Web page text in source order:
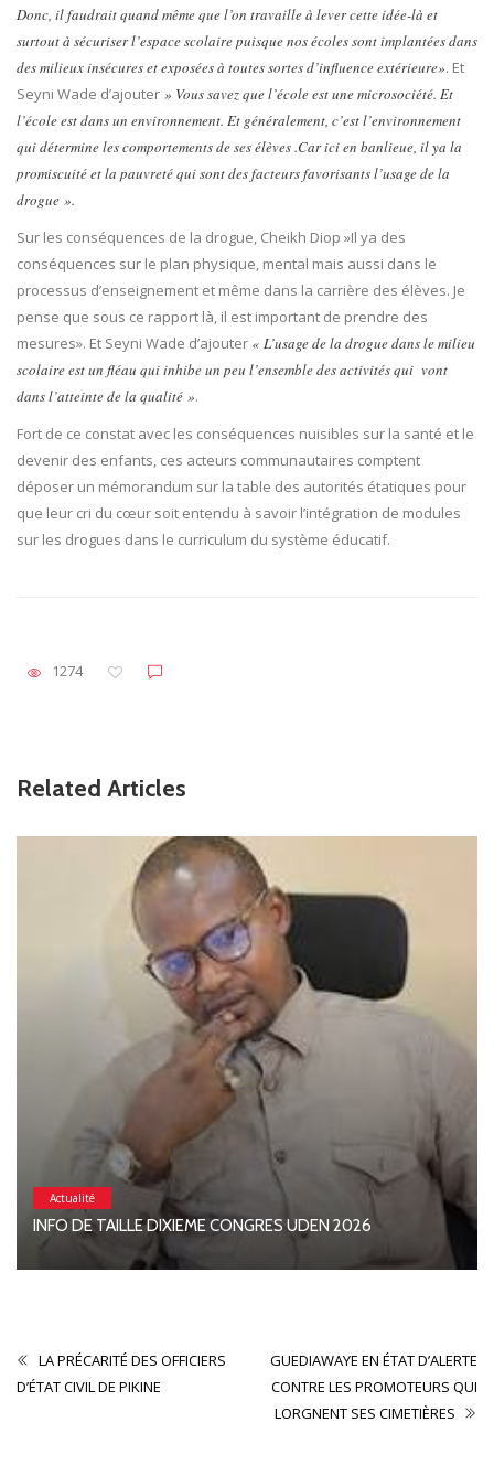
Donc, il faudrait quand même que l’on travaille à lever cette idée-là et
surtout à sécuriser l’espace scolaire puisque nos écoles sont implantées dans
des milieux insécures et exposées à toutes sortes d’influence extérieure». Et
Seyni Wade d’ajouter » Vous savez que l’école est une microsociété. Et
l’école est dans un environnement. Et généralement, c’est l’environnement
qui détermine les comportements de ses élèves .Car ici en banlieue, il ya la
promiscuité et la pauvreté qui sont des facteurs favorisants l’usage de la
drogue ».
Sur les conséquences de la drogue, Cheikh Diop »Il ya des
conséquences sur le plan physique, mental mais aussi dans le
processus d’enseignement et même dans la carrière des élèves. Je
pense que sous ce rapport là, il est important de prendre des
mesures». Et Seyni Wade d’ajouter « L’usage de la drogue dans le milieu
scolaire est un fléau qui inhibe un peu l’ensemble des activités qui vont
dans l’atteinte de la qualité ».
Fort de ce constat avec les conséquences nuisibles sur la santé et le
devenir des enfants, ces acteurs communautaires comptent
déposer un mémorandum sur la table des autorités étatiques pour
que leur cri du cœur soit entendu à savoir l’intégration de modules
sur les drogues dans le curriculum du système éducatif.
1274
Related Articles
Actualité
INFO DE TAILLE DIXIEME CONGRES UDEN 2026
LA PRÉCARITÉ DES OFFICIERS
D’ÉTAT CIVIL DE PIKINE
GUEDIAWAYE EN ÉTAT D’ALERTE
CONTRE LES PROMOTEURS QUI
LORGNENT SES CIMETIÈRES